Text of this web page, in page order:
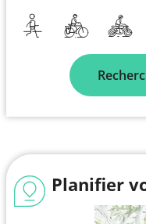
Planifier